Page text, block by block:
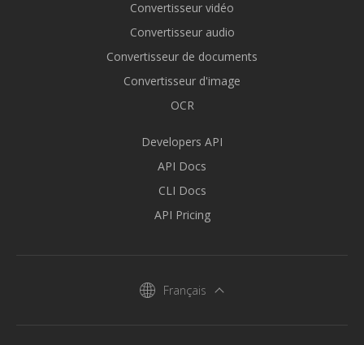
Convertisseur vidéo
Convertisseur audio
Convertisseur de documents
Convertisseur d'image
OCR
Developers API
API Docs
CLI Docs
API Pricing
Français